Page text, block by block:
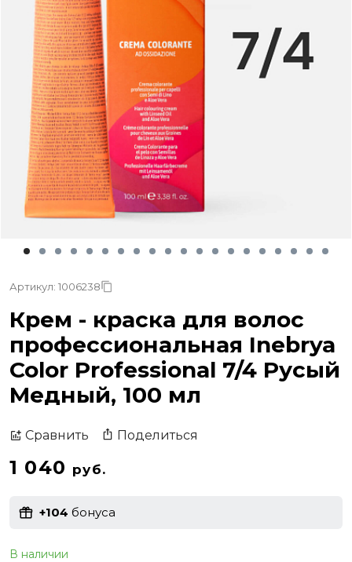
Артикул: 1006238
Крем - краска для волос
профессиональная Inebrya
Color Professional 7/4 Русый
Медный, 100 мл
Сравнить Поделиться
1 040 руб.
+104 бонуса
В наличии